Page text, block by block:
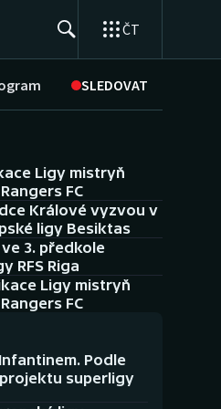
ČT
SLEDOVAT
Ligy mistryň
FC
Králové vyzvou v
ligy Besiktas
3. předkole
RFS Riga
Ligy mistryň
FC
Podle
superligy